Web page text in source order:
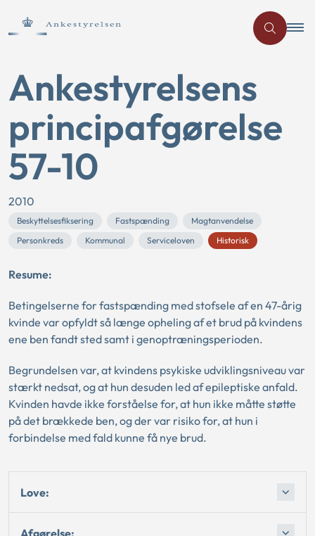
Ankestyrelsens
principafgørelse
57-10
2010
Beskyttelsesfiksering Fastspænding
Magtanvendelse
Personkreds
Kommunal Serviceloven Historisk
Resume:
Betingelserne for fastspænding med stofsele af en 47-årig
kvinde var opfyldt så længe opheling af et brud på kvindens
ene ben fandt sted samt i genoptræningsperioden.
Begrundelsen var, at kvindens psykiske udviklingsniveau var
stærkt nedsat, og at hun desuden led af epileptiske anfald.
Kvinden havde ikke forståelse for, at hun ikke måtte støtte
på det brækkede ben, og der var risiko for, at hun i
forbindelse med fald kunne få nye brud.
Love:
Afgørelse: